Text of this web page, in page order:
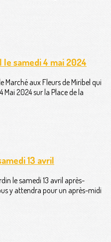
samedi 4 mai 2024
aux Fleurs de Miribel qui
Mai 2024 sur la Place de la
13 avril
le samedi 13 avril après-
y attendra pour un après-midi